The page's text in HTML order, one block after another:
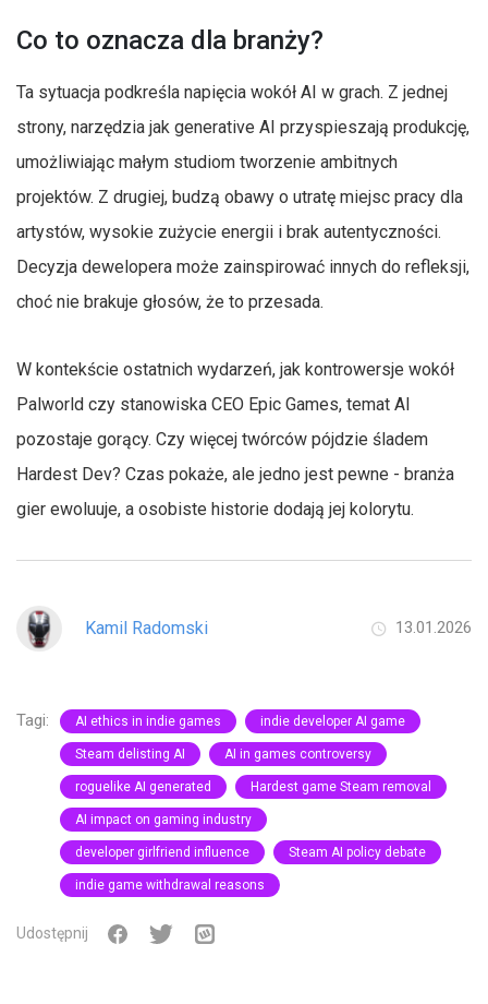
Co to oznacza dla branży?
Ta sytuacja podkreśla napięcia wokół AI w grach. Z jednej
strony, narzędzia jak generative AI przyspieszają produkcję,
umożliwiając małym studiom tworzenie ambitnych
projektów. Z drugiej, budzą obawy o utratę miejsc pracy dla
artystów, wysokie zużycie energii i brak autentyczności.
Decyzja dewelopera może zainspirować innych do refleksji,
choć nie brakuje głosów, że to przesada.
W kontekście ostatnich wydarzeń, jak kontrowersje wokół
Palworld czy stanowiska CEO Epic Games, temat AI
pozostaje gorący. Czy więcej twórców pójdzie śladem
Hardest Dev? Czas pokaże, ale jedno jest pewne - branża
gier ewoluuje, a osobiste historie dodają jej kolorytu.
Kamil Radomski 13.01.2026
Tagi: AI ethics in indie games indie developer AI game
Steam delisting AI AI in games controversy
roguelike AI generated Hardest game Steam removal
AI impact on gaming industry
developer girlfriend influence Steam AI policy debate
indie game withdrawal reasons
Udostępnij